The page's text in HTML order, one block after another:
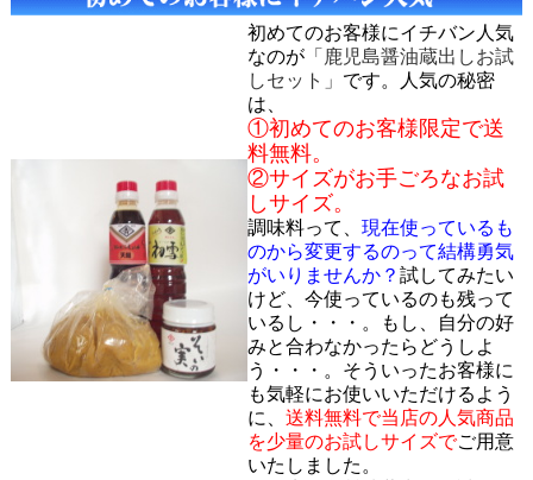
初めてのお客様にイチバン人気
なのが「鹿児島醤油蔵出しお試
しセット」 です。
人気の秘密
は、
①初めてのお客様限定で送
料無料。
②サイズがお手ごろなお試
しサイズ。
調味料って、 現在使っているも
のから変更するのって結構勇気
がいりませんか？ 試してみたい
けど、今使っているのも残って
いるし・・・。もし、自分の好
みと合わなかったらどうしよ
う・・・。そういったお客様に
も気軽にお使いいただけるよう
に、 送料無料で当店の人気商品
を少量のお試しサイズでご用意
いたしました。